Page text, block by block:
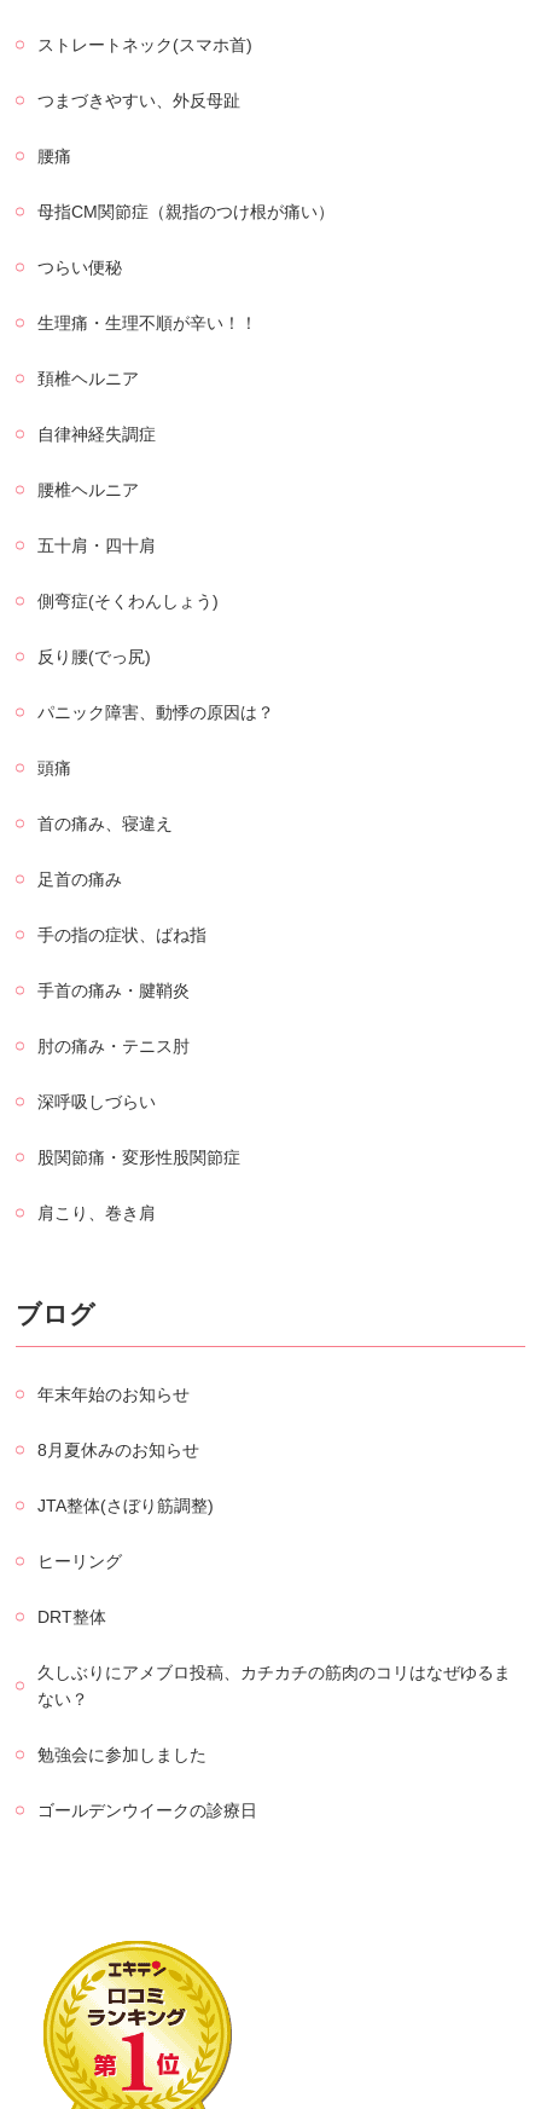
ストレートネック(スマホ首)
つまづきやすい、外反母趾
腰痛
母指CM関節症（親指のつけ根が痛い）
つらい便秘
生理痛・生理不順が辛い！！
頚椎ヘルニア
自律神経失調症
腰椎ヘルニア
五十肩・四十肩
側弯症(そくわんしょう)
反り腰(でっ尻)
パニック障害、動悸の原因は？
頭痛
首の痛み、寝違え
足首の痛み
手の指の症状、ばね指
手首の痛み・腱鞘炎
肘の痛み・テニス肘
深呼吸しづらい
股関節痛・変形性股関節症
肩こり、巻き肩
ブログ
年末年始のお知らせ
8月夏休みのお知らせ
JTA整体(さぼり筋調整)
ヒーリング
DRT整体
久しぶりにアメブロ投稿、カチカチの筋肉のコリはなぜゆるま
ない？
勉強会に参加しました
ゴールデンウイークの診療日